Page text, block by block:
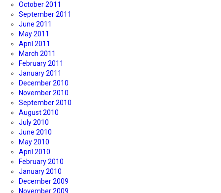
October 2011
September 2011
June 2011
May 2011
April 2011
March 2011
February 2011
January 2011
December 2010
November 2010
September 2010
August 2010
July 2010
June 2010
May 2010
April 2010
February 2010
January 2010
December 2009
November 2009